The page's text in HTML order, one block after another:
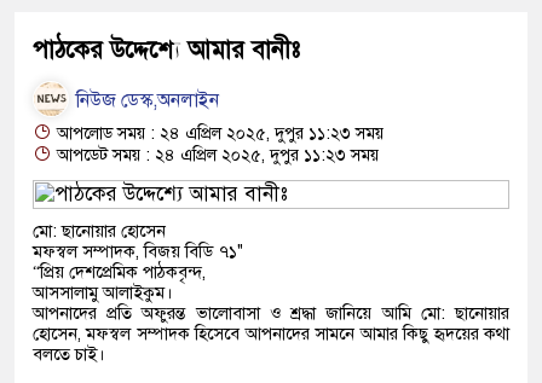
পাঠকের উদ্দেশ্যে আমার বানীঃ
নিউজ ডেস্ক,অনলাইন
আপলোড সময় : ২৪ এপ্রিল ২০২৫, দুপুর ১১:২৩ সময়
আপডেট সময় : ২৪ এপ্রিল ২০২৫, দুপুর ১১:২৩ সময়
মো: ছানোয়ার হোসেন
মফস্বল সম্পাদক, বিজয় বিডি ৭১"
“প্রিয় দেশপ্রেমিক পাঠকবৃন্দ,
আসসালামু আলাইকুম।
আপনাদের প্রতি অফুরন্ত ভালোবাসা ও শ্রদ্ধা জানিয়ে আমি মো: ছানোয়ার
হোসেন, মফস্বল সম্পাদক হিসেবে আপনাদের সামনে আমার কিছু হৃদয়ের কথা
বলতে চাই।